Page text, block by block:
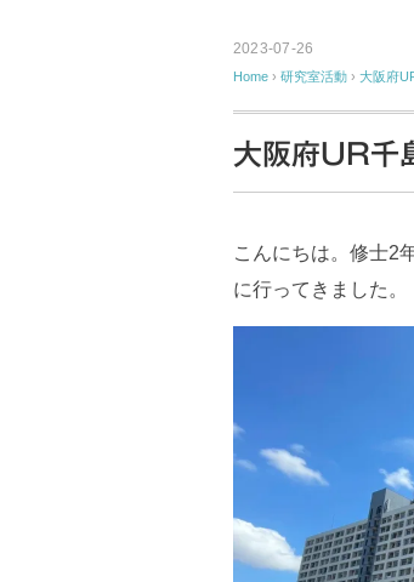
2023-07-26
Home › 研究室活動 › 大阪府
大阪府UR千
こんにちは。修士2
に行ってきました。